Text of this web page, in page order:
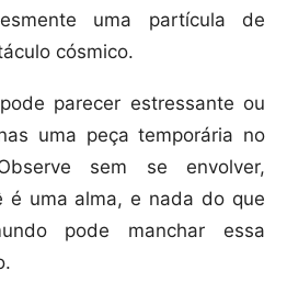
uma partícula de
cósmico.
parecer estressante ou
uma peça temporária no
sem se envolver,
é uma alma, e nada do que
pode manchar essa